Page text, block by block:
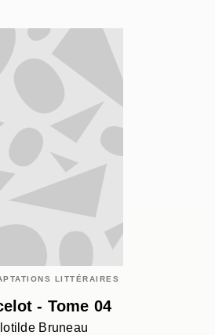
LITTÉRAIRES
- Tome 04
Bruneau